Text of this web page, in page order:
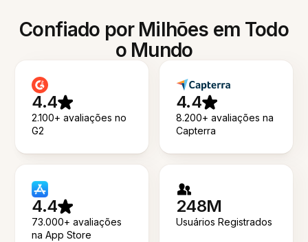
Confiado por Milhões em Todo
o Mundo
4.4
2.100+ avaliações no
G2
4.4
8.200+ avaliações na
Capterra
4.4
73.000+ avaliações
na App Store
248M
Usuários Registrados